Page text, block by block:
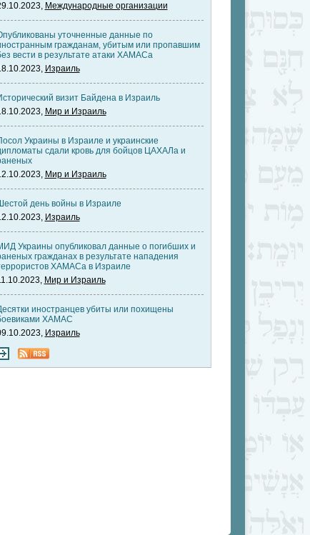
Международные организации
уточненные данные по
гражданам, убитым или пропавшим
вести в результате атаки ХАМАСа
Израиль
визит Байдена в Израиль
Мир и Израиль
Украины в Израиле и украинские
сдали кровь для бойцов ЦАХАЛа и
Мир и Израиль
день войны в Израиле
Израиль
Украины опубликовал данные о погибших и
гражданах в результате нападения
ХАМАСа в Израиле
Мир и Израиль
иностранцев убиты или похищены
ХАМАС
Израиль